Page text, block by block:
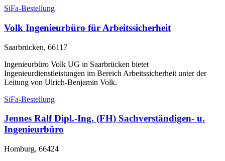
SiFa-Bestellung
Volk Ingenieurbüro für Arbeitssicherheit
Saarbrücken, 66117
Ingenieurbüro Volk UG in Saarbrücken bietet
Ingenieurdienstleistungen im Bereich Arbeitssicherheit unter der
Leitung von Ulrich-Benjamin Volk.
SiFa-Bestellung
Jennes Ralf Dipl.-Ing. (FH) Sachverständigen- u.
Ingenieurbüro
Homburg, 66424